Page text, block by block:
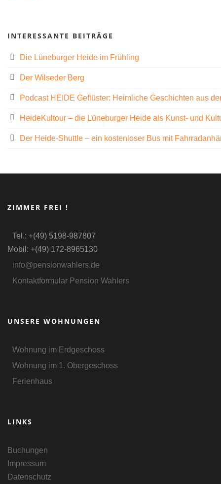
INTERESSANTE BEITRÄGE
Die Lüneburger Heide im Frühling
Der Wilseder Berg
Podcast HEIDE Geflüster: Heimliche Geschichten aus
HeideKultour – die Lüneburger Heide als Kunst- und
Der Heide-Shuttle – ein kostenloser Bus mit
ZIMMER FREI !
Tel.: +(49) 5198-987807
Mobil: +(49) 172-8965130
info@pensionwahlers.de
Kontaktformular Pension Wahlers
UNSERE WOHNUNGEN
Wohnung im Erdgeschoss
Wohnung im 1. Obergeschoss
Ferienhaus
LINKS
Buchungen
Impressum
Datenschutz